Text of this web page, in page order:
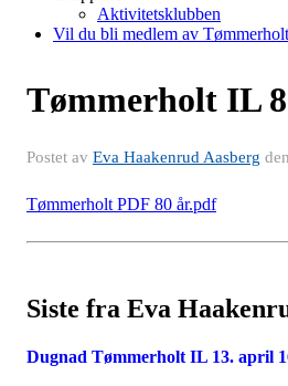
Aktivitetsklubben
Vil du bli medlem av
Tømmerholt IL
Postet av Eva Haakenrud Aasberg den
Tømmerholt PDF 80 år.pdf
Siste fra Eva
Dugnad Tømmerholt IL 13. april